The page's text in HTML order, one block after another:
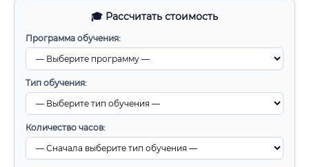
🎓 Рассчитать стоимость
Программа обучения:
Тип обучения:
Количество часов: